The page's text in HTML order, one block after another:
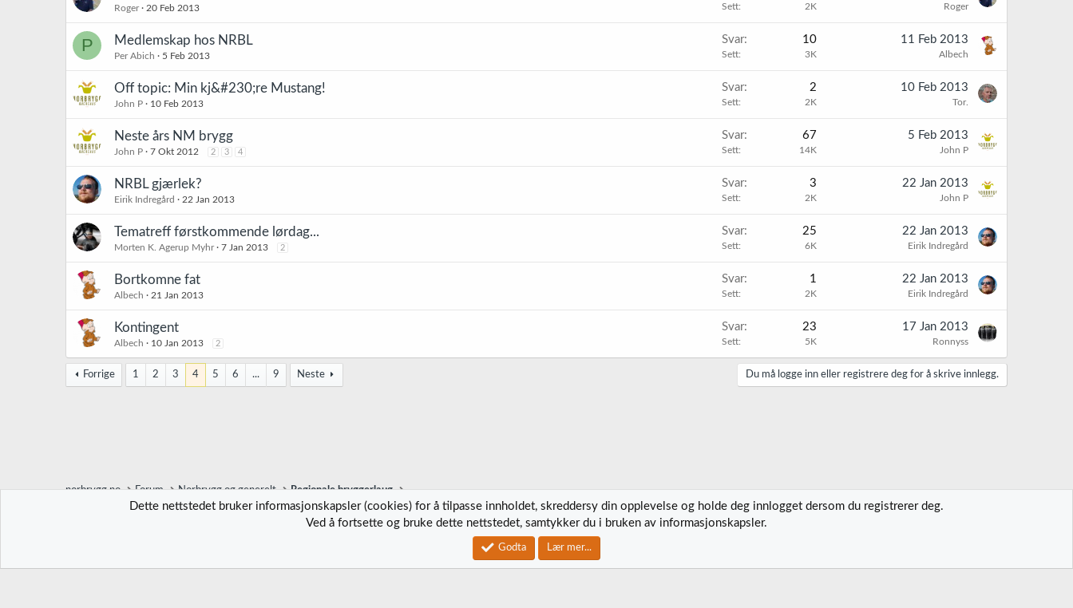
Roger 20 Feb 2013 Sett 2K Roger
P Medlemskap hos NRBL
Per Abich 5 Feb 2013
Svar 10
Sett 3K
11 Feb 2013
Albech
Off topic: Min kj&#230;re Mustang!
John P 10 Feb 2013
Svar 2
Sett 2K
10 Feb 2013
Tor.
Neste års NM brygg
John P 7 Okt 2012 2 3 4
Svar 67
Sett 14K
5 Feb 2013
John P
NRBL gjærlek?
Eirik Indregård 22 Jan 2013
Svar 3
Sett 2K
22 Jan 2013
John P
Tematreff førstkommende lørdag...
Morten K. Agerup Myhr 7 Jan 2013 2
Svar 25
Sett 6K
22 Jan 2013
Eirik Indregård
Bortkomne fat
Albech 21 Jan 2013
Svar 1
Sett 2K
22 Jan 2013
Eirik Indregård
Kontingent
Albech 10 Jan 2013 2
Svar 23
Sett 5K
17 Jan 2013
Ronnyss
Forrige 1 2 3 4 5 6 ... 9 Neste Du må logge inn eller registrere deg for å skrive innlegg.
norbrygg.no Forum Norbrygg og generelt Regionale bryggerlaug
Kontakt oss Vilkår og regler
Community platform by XenForo ®
Dette nettstedet bruker informasjonskapsler (cookies) for å tilpasse innholdet, skreddersy din opplevelse og holde deg innlogget dersom du registrerer deg.
Ved å fortsette og bruke dette nettstedet, samtykker du i bruken av informasjonskapsler.
Godta Lær mer...